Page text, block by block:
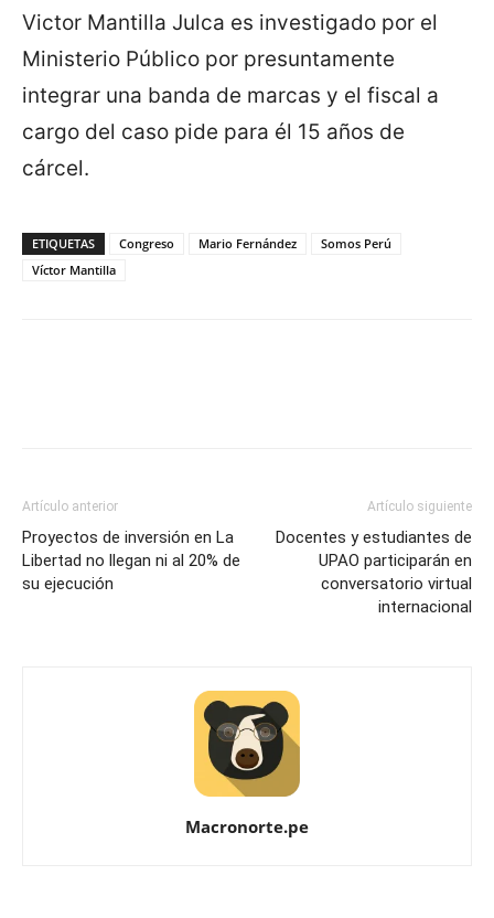
Victor Mantilla Julca es investigado por el
Ministerio Público por presuntamente
integrar una banda de marcas y el fiscal a
cargo del caso pide para él 15 años de
cárcel.
ETIQUETAS Congreso Mario Fernández
Somos Perú
Víctor Mantilla
Artículo anterior
Proyectos de inversión en La
Libertad no llegan ni al 20% de
su ejecución
Artículo siguiente
Docentes y estudiantes de
UPAO participarán en
conversatorio virtual
internacional
Macronorte.pe